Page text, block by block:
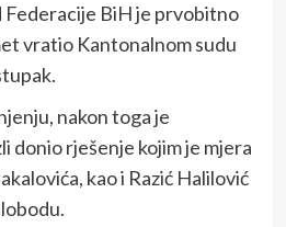
Federacije BiH je prvobitno
vratio Kantonalnom sudu
nakon toga je
donio rješenje kojim je mjera
kao i Razić Halilović